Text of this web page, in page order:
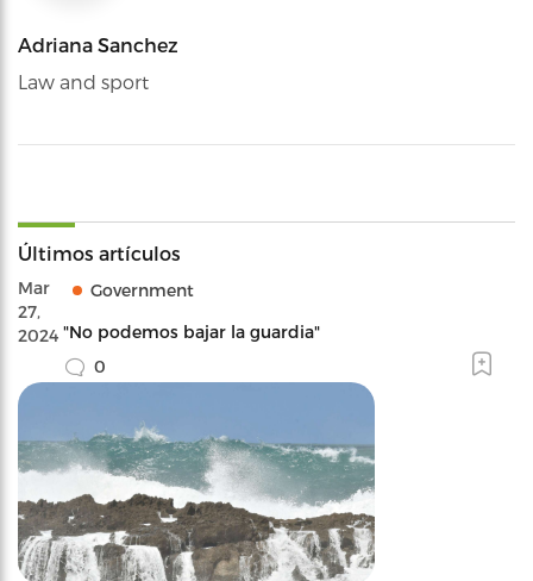
Adriana Sanchez
Law and sport
Últimos artículos
Mar
27,
2024
Government
"No podemos bajar la guardia"
0